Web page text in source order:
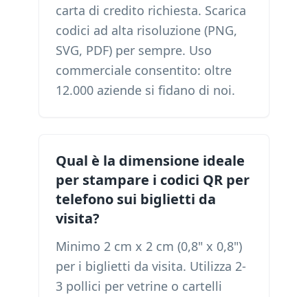
carta di credito richiesta. Scarica
codici ad alta risoluzione (PNG,
SVG, PDF) per sempre. Uso
commerciale consentito: oltre
12.000 aziende si fidano di noi.
Qual è la dimensione ideale
per stampare i codici QR per
telefono sui biglietti da
visita?
Minimo 2 cm x 2 cm (0,8" x 0,8")
per i biglietti da visita. Utilizza 2-
3 pollici per vetrine o cartelli